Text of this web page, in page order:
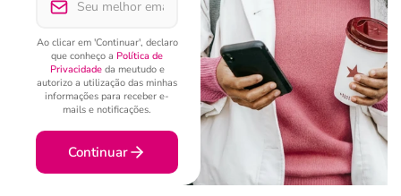
Ao clicar em 'Continuar', declaro
que conheço a Política de
Privacidadeda meutudo e
autorizo a utilização das minhas
informações para receber e-
mails e notificações.
Continuar